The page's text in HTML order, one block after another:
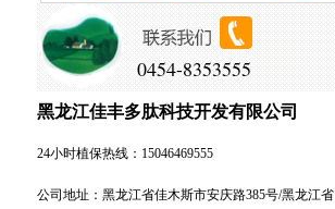
0454-8353555
黑龙江佳丰多肽科技开发有限公司
24小时植保热线：15046469555
公司地址：黑龙江省佳木斯市安庆路385号/黑龙江省